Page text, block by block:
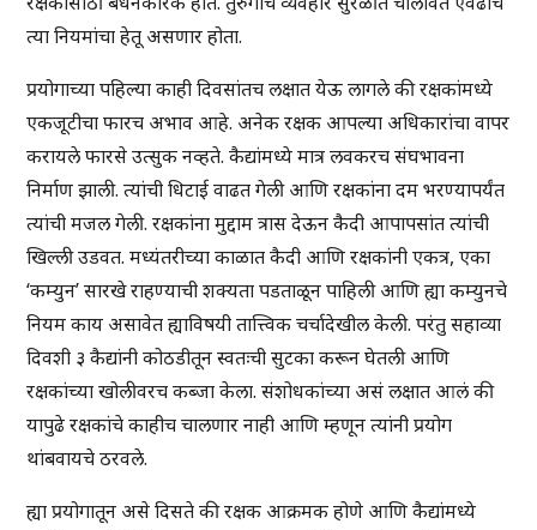
त्या नियमांचा हेतू असणार होता.
प्रयोगाच्या पहिल्या काही दिवसांतच लक्षात येऊ लागले की रक्षकांमध्ये
एकजूटीचा फारच अभाव आहे. अनेक रक्षक आपल्या अधिकारांचा वापर
करायले फारसे उत्सुक नव्हते. कैद्यांमध्ये मात्र लवकरच संघभावना
निर्माण झाली. त्यांची धिटाई वाढत गेली आणि रक्षकांना दम भरण्यापर्यंत
त्यांची मजल गेली. रक्षकांना मुद्दाम त्रास देऊन कैदी आपापसांत त्यांची
खिल्ली उडवत. मध्यंतरीच्या काळात कैदी आणि रक्षकांनी एकत्र, एका
‘कम्युन’ सारखे राहण्याची शक्यता पडताळून पाहिली आणि ह्या कम्युनचे
नियम काय असावेत ह्याविषयी तात्त्विक चर्चादेखील केली. परंतु सहाव्या
दिवशी ३ कैद्यांनी कोठडीतून स्वतःची सुटका करून घेतली आणि
रक्षकांच्या खोलीवरच कब्जा केला. संशोधकांच्या असं लक्षात आलं की
यापुढे रक्षकांचे काहीच चालणार नाही आणि म्हणून त्यांनी प्रयोग
थांबवायचे ठरवले.
ह्या प्रयोगातून असे दिसते की रक्षक आक्रमक होणे आणि कैद्यांमध्ये